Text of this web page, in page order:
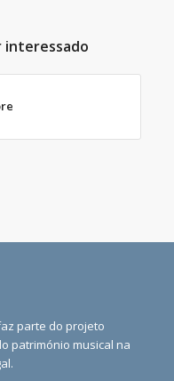
interessado
parte do projeto
património musical na